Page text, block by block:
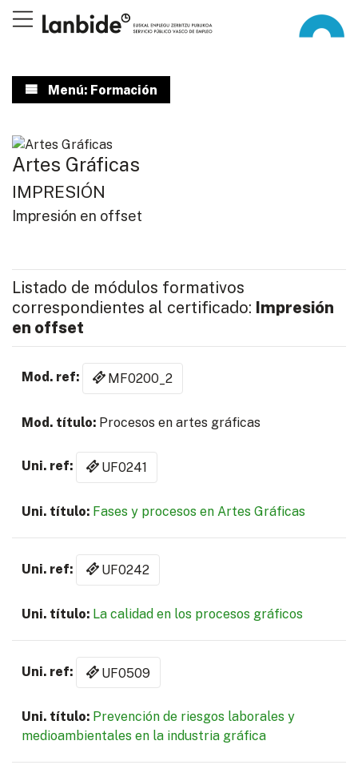
Menú: Formación
Artes Gráficas
IMPRESIÓN
Impresión en offset
Listado de módulos formativos
correspondientes al certificado: Impresión
en offset
MF0200_2
Procesos en artes gráficas
UF0241
Fases y procesos en Artes Gráficas
UF0242
La calidad en los procesos gráficos
UF0509
Prevención de riesgos laborales y
medioambientales en la industria gráfica